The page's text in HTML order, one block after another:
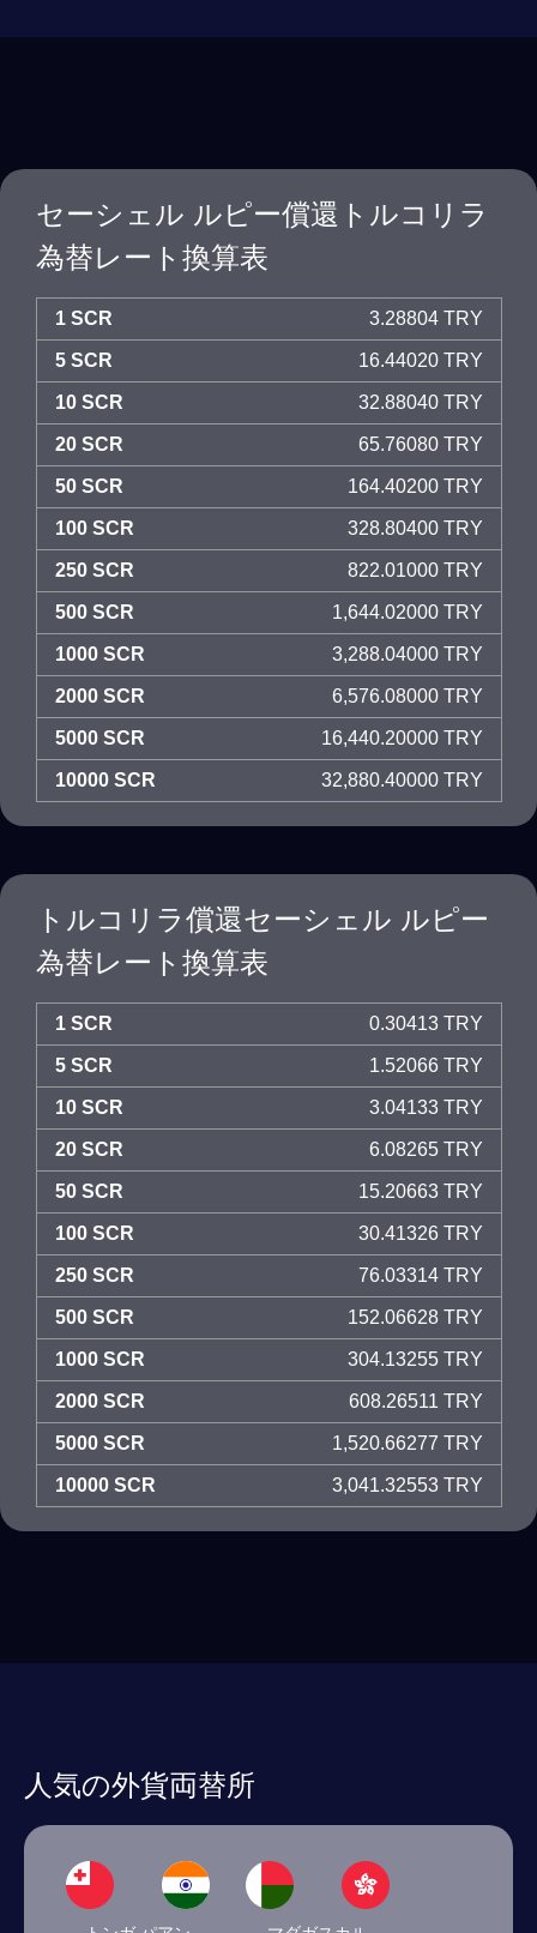
セーシェル ルピー償還トルコリラ
為替レート換算表
1 SCR 3.28804 TRY
5 SCR 16.44020 TRY
10 SCR 32.88040 TRY
20 SCR 65.76080 TRY
50 SCR 164.40200 TRY
100 SCR 328.80400 TRY
250 SCR 822.01000 TRY
500 SCR 1,644.02000 TRY
1000 SCR 3,288.04000 TRY
2000 SCR 6,576.08000 TRY
5000 SCR 16,440.20000 TRY
10000 SCR 32,880.40000 TRY
トルコリラ償還セーシェル ルピー
為替レート換算表
1 SCR 0.30413 TRY
5 SCR 1.52066 TRY
10 SCR 3.04133 TRY
20 SCR 6.08265 TRY
50 SCR 15.20663 TRY
100 SCR 30.41326 TRY
250 SCR 76.03314 TRY
500 SCR 152.06628 TRY
1000 SCR 304.13255 TRY
2000 SCR 608.26511 TRY
5000 SCR 1,520.66277 TRY
10000 SCR 3,041.32553 TRY
人気の外貨両替所